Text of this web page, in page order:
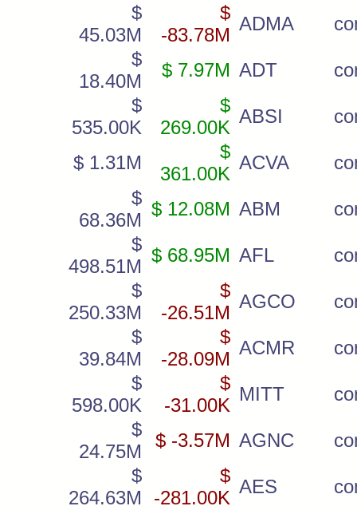
$
45.03M
$
-83.78M
ADMA
$
18.40M
$ 7.97M ADT
$
535.00K
$
269.00K
ABSI
$ 1.31M
$
361.00K
ACVA
$
68.36M
$ 12.08M ABM
$
498.51M
$ 68.95M AFL
$
250.33M
$
-26.51M
AGCO
$
39.84M
$
-28.09M
ACMR
$
598.00K
$
-31.00K
MITT
$
24.75M
$ -3.57M AGNC
$
264.63M
$
-281.00K
AES